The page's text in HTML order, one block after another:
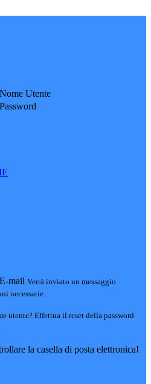
Nome Utente
Password
E-mail Verrà inviato un messaggio
necessarie.
utente? Effettua il reset della password
la casella di posta elettronica!